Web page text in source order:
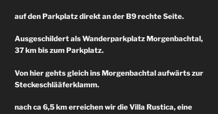
auf den Parkplatz direkt an der B9 rechte Seite.
Ausgeschildert als Wanderparkplatz Morgenbachtal,
37 km bis zum Parkplatz.
Von hier gehts gleich ins Morgenbachtal aufwärts zur
Steckeschlääferklamm.
nach ca 6,5 km erreichen wir die Villa Rustica, eine